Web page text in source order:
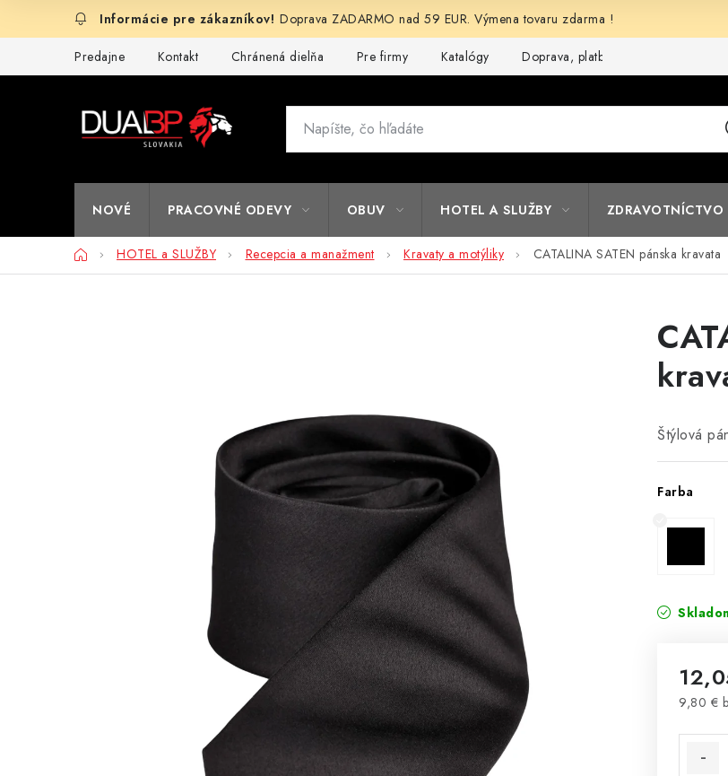
Doprava ZADARMO nad 59 EUR. Výmena tovaru zdarma !
Predajne Kontakt Chránená dielňa Pre firmy Katalógy Doprava, platba a zľavy
NOVÉ PRACOVNÉ ODEVY OBUV HOTEL A SLUŽBY ZDRAVOTNÍCTVO
DomovHOTEL a SLUŽBY Recepcia a manažment Kravaty a motýliky CATALINA SATEN pánska kravata
Štýlová
Farba
9,80 €